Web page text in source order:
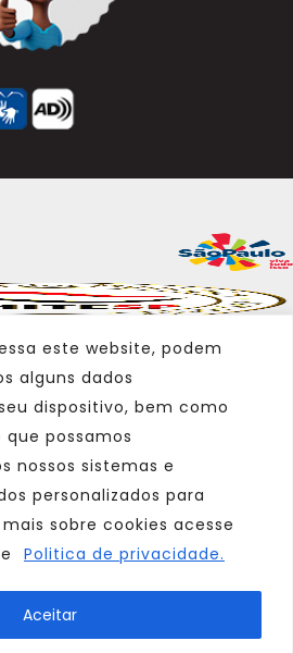
este website, podem
alguns dados
dispositivo, bem como
possamos
nossos sistemas e
personalizados para
sobre cookies acesse
Politica de privacidade.
Aceitar
Parceiro